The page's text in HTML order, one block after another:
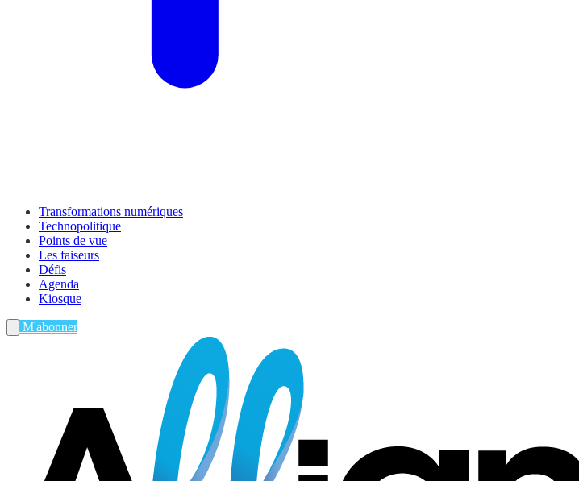
Transformations numériques
Technopolitique
Points de vue
Les faiseurs
Défis
Agenda
Kiosque
M'abonner